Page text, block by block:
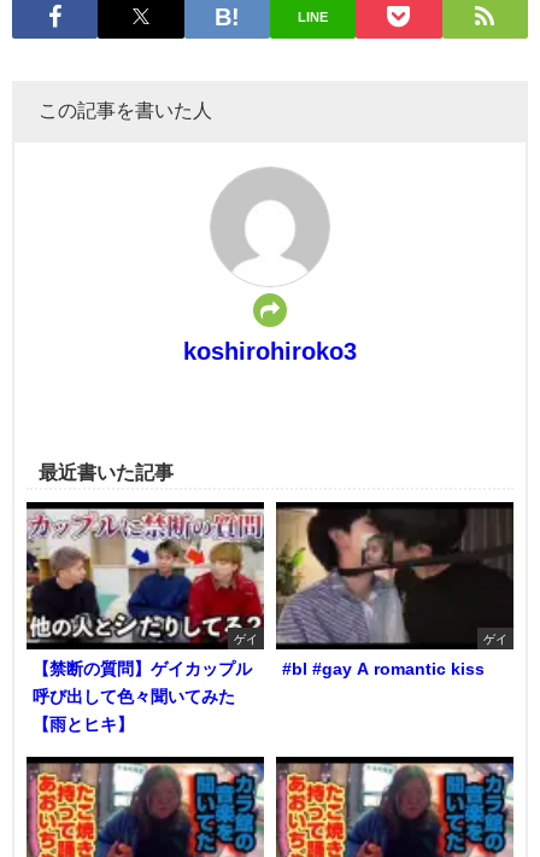
LINE
この記事を書いた人
koshirohiroko3
最近書いた記事
ゲイ
【禁断の質問】ゲイカップル
呼び出して色々聞いてみた
【雨とヒキ】
ゲイ
#bl #gay A romantic kiss